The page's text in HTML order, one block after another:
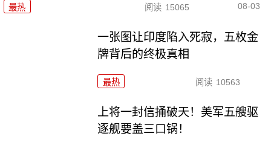
最热 阅读 15065 08-03
一张图让印度陷入死寂，五枚金
牌背后的终极真相
最热 阅读 10563
上将一封信捅破天！美军五艘驱
逐舰要盖三口锅！